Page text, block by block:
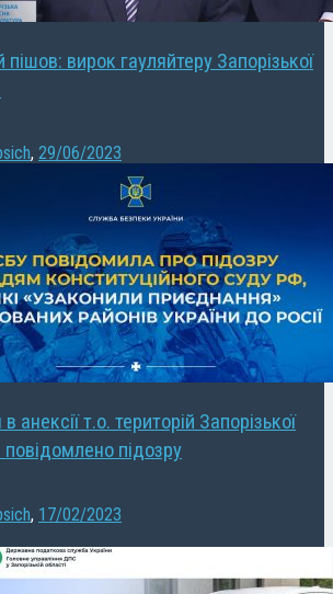
вирок гауляйтеру Запорізької
, 29/06/2023
анексії т.о. територій Запорізької
повідомлено підозру
, 17/02/2023